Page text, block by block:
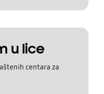
u lice
centara za